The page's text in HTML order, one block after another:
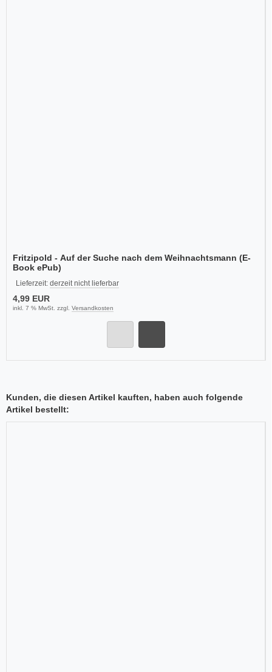
Fritzipold - Auf der Suche nach dem Weihnachtsmann (E-
Book ePub)
Lieferzeit: derzeit nicht lieferbar
4,99 EUR
inkl. 7 % MwSt. zzgl. Versandkosten
Kunden, die diesen Artikel kauften, haben auch folgende
Artikel bestellt: